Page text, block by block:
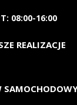
08:00-16:00
REALIZACJE